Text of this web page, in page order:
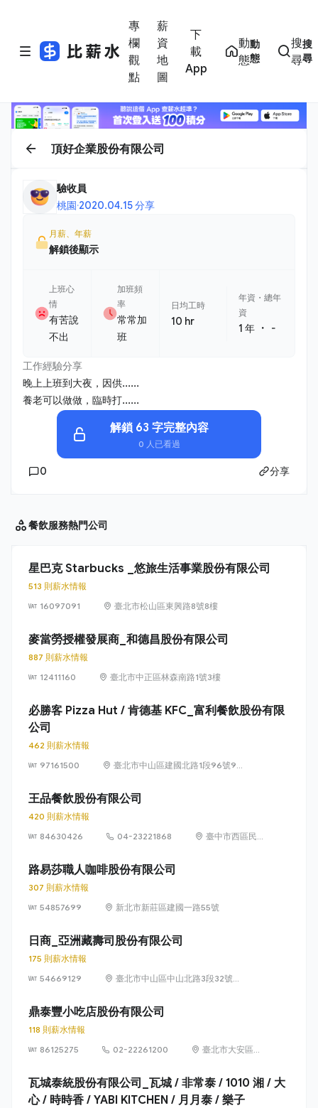
專
欄
觀
點
薪
資
地
圖
下
載
App
動
態
動
態
搜
尋
搜
尋
頂好企業股份有限公司
驗收員
桃園·2020.04.15 分享
月薪、年薪
解鎖後顯示
上班心
情
有苦說
不出
加班頻
率
常常加
班
日均工時
10 hr
年資・總年
資
1 年 ・ -
工作經驗分享
晚上上班到大夜，因供......
養老可以做做，臨時打......
解鎖 63 字完整內容
0 人已看過
0 分享
餐飲服務熱門公司
星巴克 Starbucks _悠旅生活事業股份有限公司
513 則薪水情報
16097091
臺北市松山區東興路8號8樓
麥當勞授權發展商_和德昌股份有限公司
887 則薪水情報
12411160
臺北市中正區林森南路1號3樓
必勝客 Pizza Hut / 肯德基 KFC_富利餐飲股份有限
公司
462 則薪水情報
97161500
臺北市中山區建國北路1段96號9
王品餐飲股份有限公司
420 則薪水情報
84630426
04-23221868
臺中市西區民龍
路易莎職人咖啡股份有限公司
307 則薪水情報
54857699
新北市新莊區建國一路55號
日商_亞洲藏壽司股份有限公司
175 則薪水情報
54669129
臺北市中山區中山北路3段32號6
鼎泰豐小吃店股份有限公司
118 則薪水情報
86125275
02-22261200
臺北市大安區信
至4樓、194號1
至4樓
瓦城泰統股份有限公司_瓦城 / 非常泰 / 1010 湘 / 大
心 / 時時香 / YABI KITCHEN / 月月泰 / 樂子